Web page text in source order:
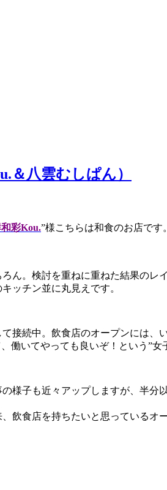
＆八雲むしぱん）
彩Kou.”様こちらは和食のお店で
ん。検討を重ねに重ねた結果の
ッチン並に丸見えです。
接続中。飲食店のオープンには、
働いてやっても良いぞ！という”
様子も近々アップしますが、半分
飲食店を持ちたいと思っているオ